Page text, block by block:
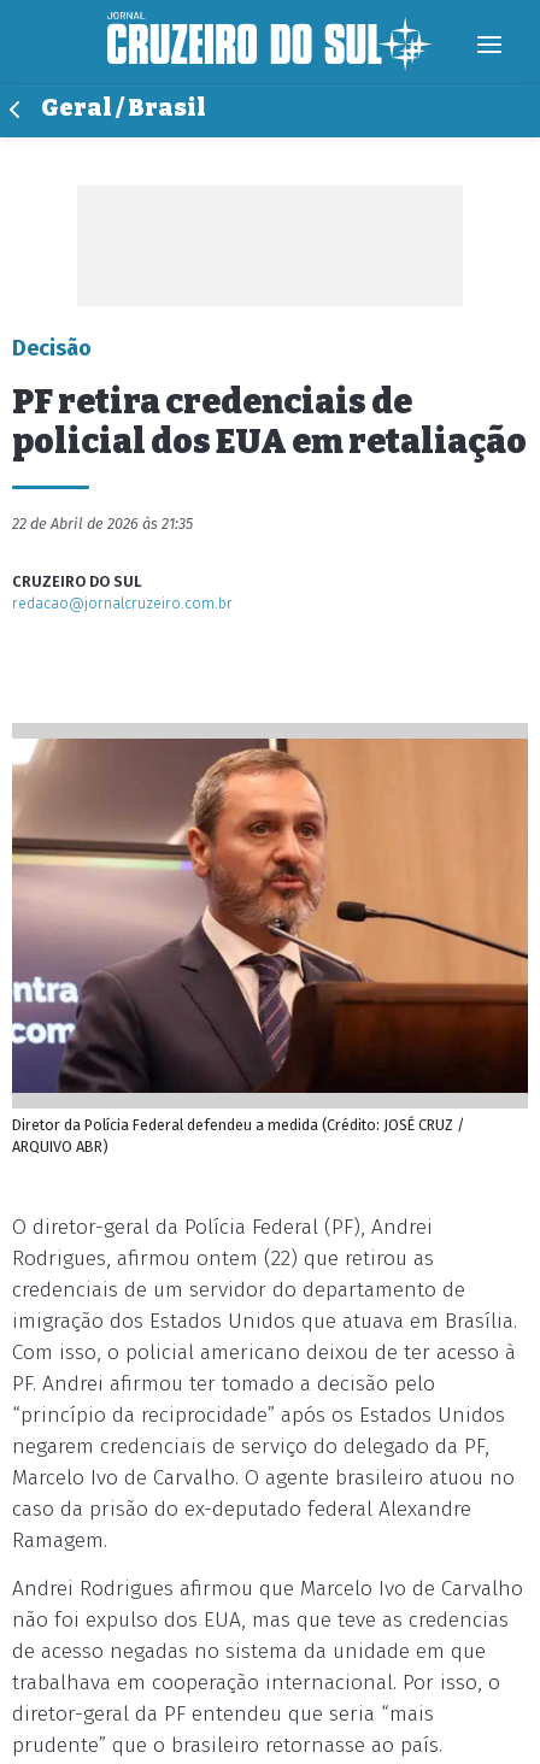
Geral / Brasil
Decisão
PF retira credenciais de
policial dos EUA em retaliação
22 de Abril de 2026 às 21:35
CRUZEIRO DO SUL
redacao@jornalcruzeiro.com.br
Diretor da Polícia Federal defendeu a medida (Crédito: JOSÉ CRUZ /
ARQUIVO ABR)
O diretor-geral da Polícia Federal (PF), Andrei
Rodrigues, afirmou ontem (22) que retirou as
credenciais de um servidor do departamento de
imigração dos Estados Unidos que atuava em Brasília.
Com isso, o policial americano deixou de ter acesso à
PF. Andrei afirmou ter tomado a decisão pelo
“princípio da reciprocidade” após os Estados Unidos
negarem credenciais de serviço do delegado da PF,
Marcelo Ivo de Carvalho. O agente brasileiro atuou no
caso da prisão do ex-deputado federal Alexandre
Ramagem.
Andrei Rodrigues afirmou que Marcelo Ivo de Carvalho
não foi expulso dos EUA, mas que teve as credencias
de acesso negadas no sistema da unidade em que
trabalhava em cooperação internacional. Por isso, o
diretor-geral da PF entendeu que seria “mais
prudente” que o brasileiro retornasse ao país.